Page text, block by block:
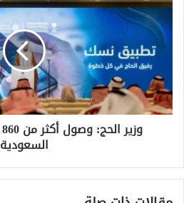
الحج:
وصول
أكثر
من
ألف
أجنبي
إلى
السعودية
السعودية